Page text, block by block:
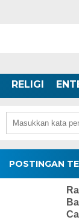
RELIGI
POSTINGAN